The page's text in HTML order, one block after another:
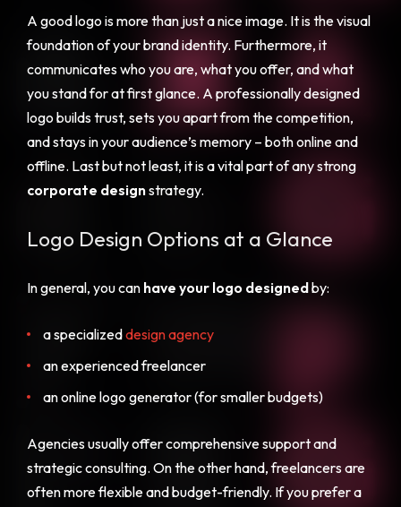
A good logo is more than just a nice image. It is the visual
foundation of your brand identity. Furthermore, it
communicates who you are, what you offer, and what
you stand for at first glance. A professionally designed
logo builds trust, sets you apart from the competition,
and stays in your audience’s memory – both online and
offline. Last but not least, it is a vital part of any strong
corporate designstrategy.
Logo Design Options at a Glance
In general, you can have your logo designedby:
a specializeddesign agency
an experienced freelancer
an online logo generator (for smaller budgets)
Agencies usually offer comprehensive support and
strategic consulting. On the other hand, freelancers are
often more flexible and budget-friendly. If you prefer a